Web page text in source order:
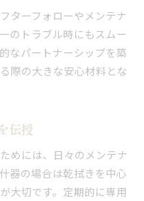
ターフォローやメンテナ
のトラブル時にもスムー
なパートナーシップを築
際の大きな安心材料とな
伝授
めには、日々のメンテナ
器の場合は乾拭きを中心
大切です。定期的に専用